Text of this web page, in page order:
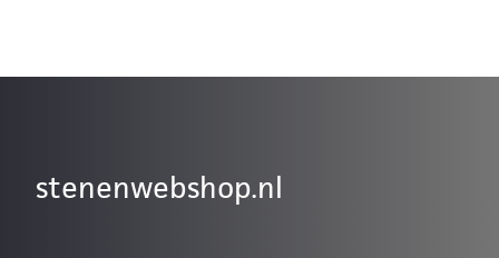
stenenwebshop.nl